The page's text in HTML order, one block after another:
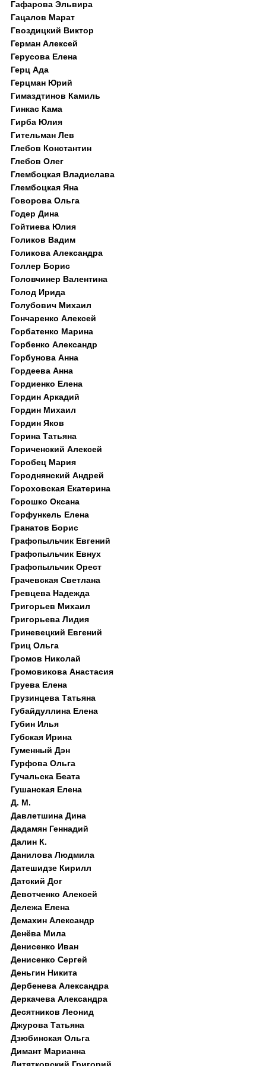
Гафарова Эльвира
Гацалов Марат
Гвоздицкий Виктор
Герман Алексей
Герусова Елена
Герц Ада
Герцман Юрий
Гимаздтинов Камиль
Гинкас Кама
Гирба Юлия
Гительман Лев
Глебов Константин
Глебов Олег
Глембоцкая Владислава
Глембоцкая Яна
Говорова Ольга
Годер Дина
Гойтиева Юлия
Голиков Вадим
Голикова Александра
Голлер Борис
Головчинер Валентина
Голод Ирида
Голубович Михаил
Гончаренко Алексей
Горбатенко Марина
Горбенко Александр
Горбунова Анна
Гордеева Анна
Гордиенко Елена
Гордин Аркадий
Гордин Михаил
Гордин Яков
Горина Татьяна
Гориченский Алексей
Горобец Мария
Городнянский Андрей
Гороховская Екатерина
Горошко Оксана
Горфункель Елена
Гранатов Борис
Графопыльчик Евгений
Графопыльчик Евнух
Графопыльчик Орест
Грачевская Светлана
Гревцева Надежда
Григорьев Михаил
Григорьева Лидия
Гриневецкий Евгений
Гриц Ольга
Громов Николай
Громовикова Анастасия
Груева Елена
Грузинцева Татьяна
Губайдуллина Елена
Губин Илья
Губская Ирина
Гуменный Дэн
Гурфова Ольга
Гучальска Беата
Гушанская Елена
Д. M.
Давлетшина Дина
Дадамян Геннадий
Далин К.
Данилова Людмила
Датешидзе Кирилл
Датский Дог
Девотченко Алексей
Дележа Елена
Демахин Александр
Денёва Мила
Денисенко Иван
Денисенко Сергей
Деньгин Никита
Дербенева Александра
Деркачева Александра
Десятников Леонид
Джурова Татьяна
Дзюбинская Ольга
Димант Марианна